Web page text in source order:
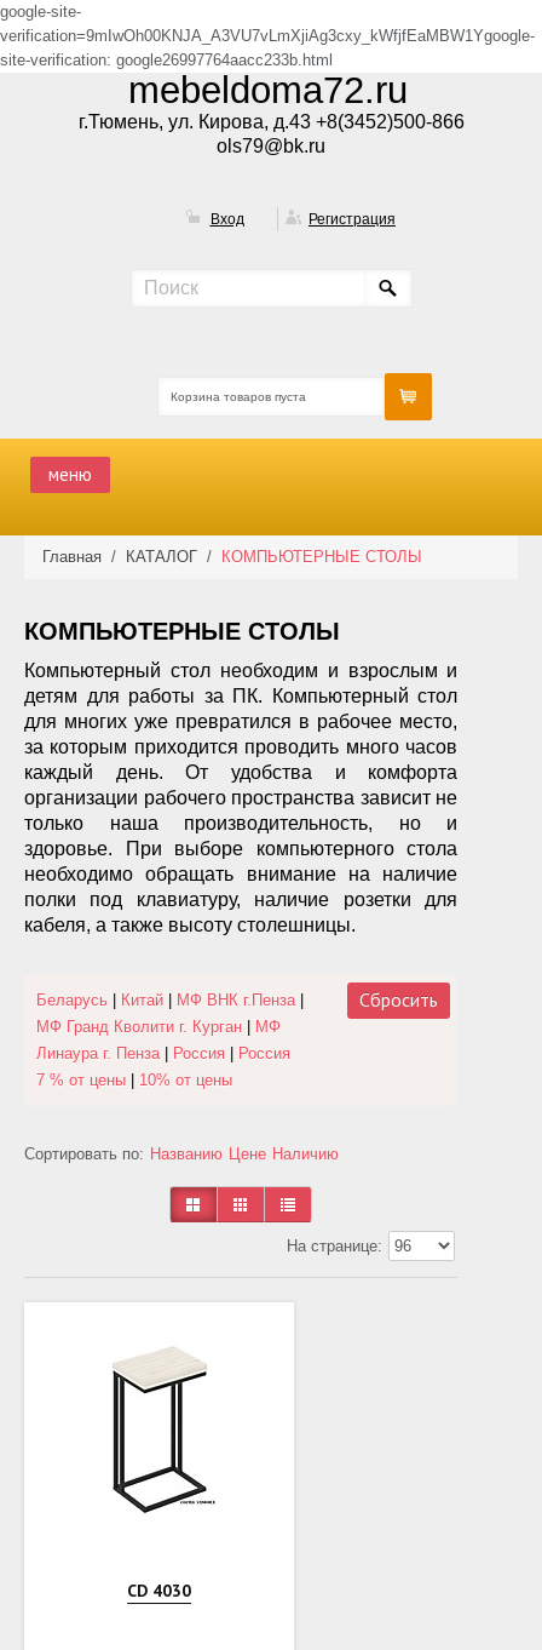
google-site-
verification=9mIwOh00KNJA_A3VU7vLmXjiAg3cxy_kWfjfEaMBW1Ygoogle-
site-verification: google26997764aacc233b.html
mebeldoma72.ru
г.Тюмень, ул. Кирова, д.43 +8(3452)500-866
ols79@bk.ru
Вход Регистрация
Корзина товаров пуста
меню
НОВИНКИ
АКЦИИ
ФОТО РАБОТ
УСЛУГИ
ОПЛАТА
КОНТАКТЫ
Главная / КАТАЛОГ / КОМПЬЮТЕРНЫЕ СТОЛЫ
КОМПЬЮТЕРНЫЕ СТОЛЫ
Компьютерный стол необходим и взрослым и
детям для работы за ПК. Компьютерный стол
для многих уже превратился в рабочее место,
за которым приходится проводить много часов
каждый день. От удобства и комфорта
организации рабочего пространства зависит не
только наша производительность, но и
здоровье. При выборе компьютерного стола
необходимо обращать внимание на наличие
полки под клавиатуру, наличие розетки для
кабеля, а также высоту столешницы.
Беларусь Китай МФ ВНК г.Пенза|
МФ Гранд Кволити г. Курган
МФ
Линаура г. Пенза| Россия
Россия
7 % от цены
10% от цены
Сбросить
Сортировать по: Названию Цене Наличию
На странице:
CD 4030